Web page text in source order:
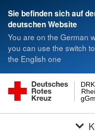
Sie befinden sich auf
deutschen Website
You are on the German
you can use the switch
the English one